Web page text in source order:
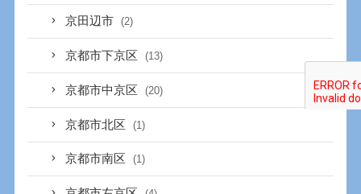
京田辺市 (2)
京都市下京区 (13)
京都市中京区 (20)
京都市北区 (1)
京都市南区 (1)